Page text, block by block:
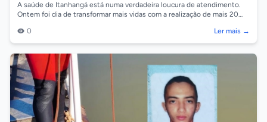
A saúde de Itanhangá está numa verdadeira loucura de atendimento.
Ontem foi dia de transformar mais vidas com a realização de mais 20
0
Ler mais →